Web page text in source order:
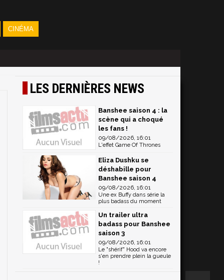
CINÉMA
LES DERNIÈRES NEWS
Banshee saison 4 : la
scène qui a choqué
les fans !
09/08/2026, 16:01
L'effet Game Of Thrones
Eliza Dushku se
déshabille pour
Banshee saison 4
09/08/2026, 16:01
Une ex Buffy dans série la
plus badass du moment
Un trailer ultra
badass pour Banshee
saison 3
09/08/2026, 16:01
Le "shérif" Hood va encore
s'en prendre plein la gueule
!